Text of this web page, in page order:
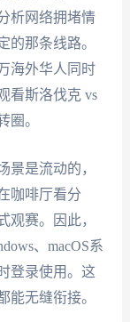
析网络拥堵情
的那条线路。
海外华人同时
看斯洛伐克 vs
圈。
景是流动的，
咖啡厅看分
观赛。因此，
、macOS系
登录使用。这
能无缝衔接。